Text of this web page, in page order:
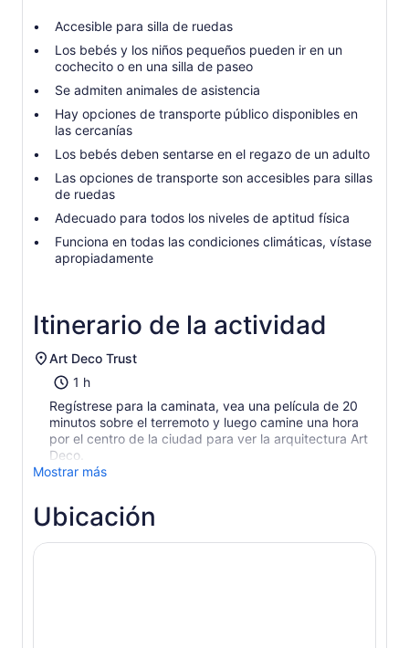
Accesible para silla de ruedas
Los bebés y los niños pequeños pueden ir en un
cochecito o en una silla de paseo
Se admiten animales de asistencia
Hay opciones de transporte público disponibles en
las cercanías
Los bebés deben sentarse en el regazo de un adulto
Las opciones de transporte son accesibles para sillas
de ruedas
Adecuado para todos los niveles de aptitud física
Funciona en todas las condiciones climáticas, vístase
apropiadamente
Itinerario de la actividad
Art Deco Trust
1 h
Regístrese para la caminata, vea una película de 20
minutos sobre el terremoto y luego camine una hora
por el centro de la ciudad para ver la arquitectura Art
Deco.
Mostrar más
Ubicación